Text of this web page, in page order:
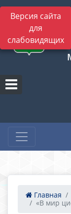
Версия сайта
для
слабовидящих
Главная
«В мир